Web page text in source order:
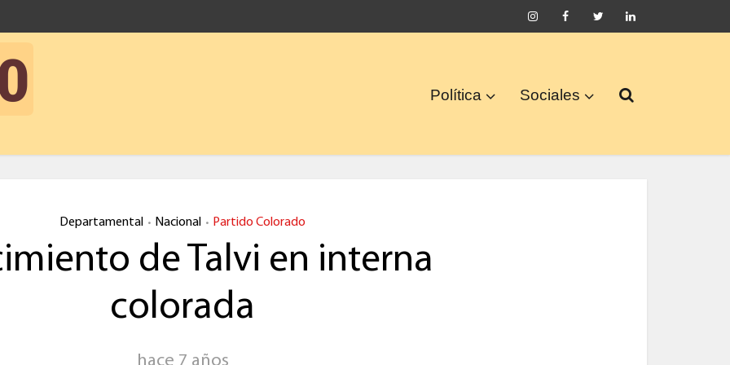
Política Sociales
Departamental • Nacional • Partido Colorado
de Talvi en interna
colorada